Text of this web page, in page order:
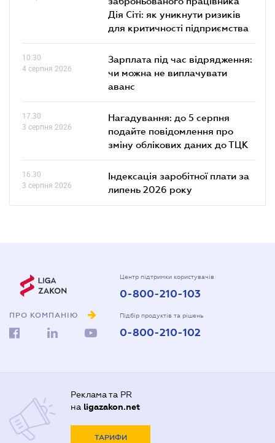
Дія Сіті: як уникнути ризиків
для критичності підприємства
10.30
4 серпня 2026
Зарплата під час відрядження:
чи можна не виплачувати
аванс
17.30
3 серпня 2026
Нагадування: до 5 серпня
подайте повідомлення про
зміну облікових даних до ТЦК
16.30
3 серпня 2026
Індексація заробітної плати за
липень 2026 року
ПРО КОМПАНІЮ
Центр підтримки користувачів
0-800-210-103
Підбір продуктів та рішень
0-800-210-102
Реклама та PR
на ligazakon.net
ТАРИФИ